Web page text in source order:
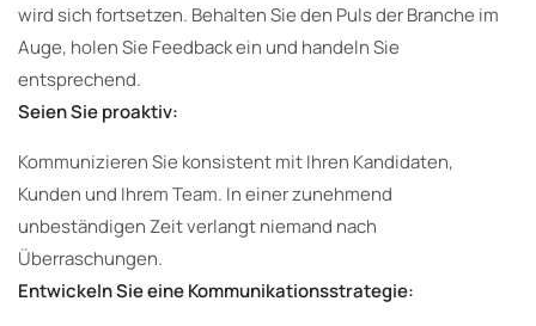
wird sich fortsetzen. Behalten Sie den Puls der Branche im
Auge, holen Sie Feedback ein und handeln Sie
entsprechend.
Seien Sie proaktiv:
Kommunizieren Sie konsistent mit Ihren Kandidaten,
Kunden und Ihrem Team. In einer zunehmend
unbeständigen Zeit verlangt niemand nach
Überraschungen.
Entwickeln Sie eine Kommunikationsstrategie: